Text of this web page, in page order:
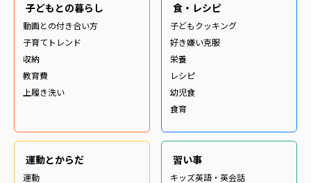
子どもとの暮らし
動画との付き合い方
子育てトレンド
収納
教育費
上履き洗い
食・レシピ
子どもクッキング
好き嫌い克服
栄養
レシピ
幼児食
食育
運動とからだ
運動
習い事
キッズ英語・英会話